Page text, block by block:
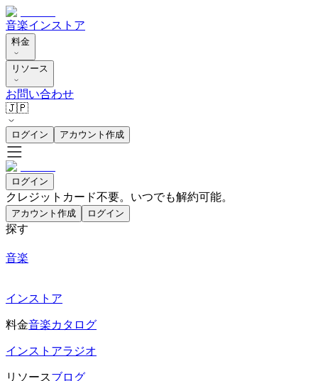
音楽インストア
料金
リソース
お問い合わせ
🇯🇵
ログイン アカウント作成
ログイン
クレジットカード不要。いつでも解約可能。
アカウント作成 ログイン
探す
音楽
インストア
料金音楽カタログ
インストアラジオ
リソースブログ